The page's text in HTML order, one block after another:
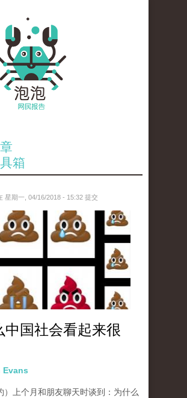
箱
星期一, 04/16/2018 - 15:32 提交
中国社会看起来很
Evans
上个月和朋友聊天时谈到：为什么